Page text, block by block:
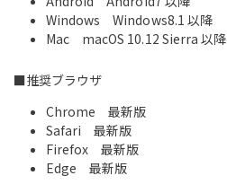
Windows Windows8.1 以降
Mac macOS 10.12 Sierra 以降
■推奨ブラウザ
Chrome 最新版
Safari 最新版
Firefox 最新版
Edge 最新版